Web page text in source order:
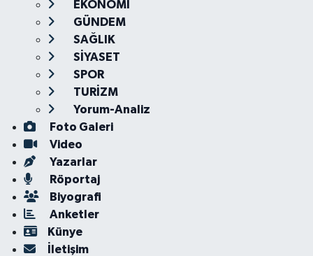
EKONOMİ
GÜNDEM
SAĞLIK
SİYASET
SPOR
TURİZM
Yorum-Analiz
Foto Galeri
Video
Yazarlar
Röportaj
Biyografi
Anketler
Künye
İletişim